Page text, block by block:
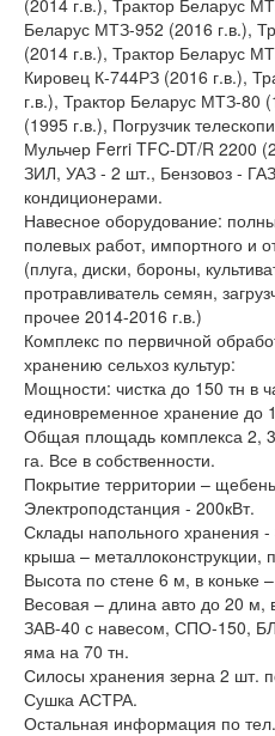
Беларус МТЗ-952 (2016 г.в.),
(2014 г.в.), Трактор Беларус
Кировец К-744РЗ (2016 г.в.),
г.в.), Трактор Беларус МТЗ-80
(1995 г.в.), Погрузчик
Мульчер Ferri TFC-DT/R 2200
ЗИЛ, УАЗ - 2 шт., Бензовоз -
кондиционерами.
Навесное оборудование:
полевых работ, импортного и
(плуга, диски, бороны,
протравливатель семян,
прочее 2014-2016 г.в.)
Комплекс по первичной
хранению сельхоз культур:
Мощности: чистка до 150 тн в
единовременное хранение до
Общая площадь комплекса 2,
га. Все в собственности.
Покрытие территории –
Электроподстанция - 200кВт.
Склады напольного хранения
крыша – металлоконструкции,
Высота по стене 6 м, в коньке
Весовая – длина авто до 20 м,
ЗАВ-40 с навесом, СПО-150,
яма на 70 тн.
Силосы хранения зерна 2 шт.
Сушка АСТРА.
Остальная информация по